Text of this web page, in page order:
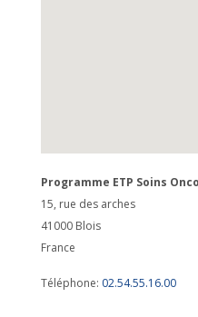
Programme ETP Soins
15, rue des arches
41000 Blois
France
Téléphone: 02.54.55.16.00